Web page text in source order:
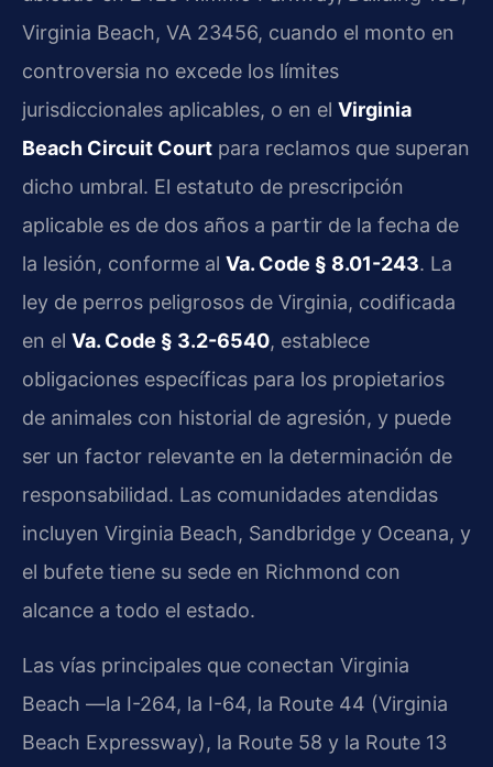
Virginia Beach, VA 23456, cuando el monto en
controversia no excede los límites
jurisdiccionales aplicables, o en el Virginia
Beach Circuit Court para reclamos que superan
dicho umbral. El estatuto de prescripción
aplicable es de dos años a partir de la fecha de
la lesión, conforme al Va. Code § 8.01-243. La
ley de perros peligrosos de Virginia, codificada
en el Va. Code § 3.2-6540, establece
obligaciones específicas para los propietarios
de animales con historial de agresión, y puede
ser un factor relevante en la determinación de
responsabilidad. Las comunidades atendidas
incluyen Virginia Beach, Sandbridge y Oceana, y
el bufete tiene su sede en Richmond con
alcance a todo el estado.
Las vías principales que conectan Virginia
Beach —la I-264, la I-64, la Route 44 (Virginia
Beach Expressway), la Route 58 y la Route 13